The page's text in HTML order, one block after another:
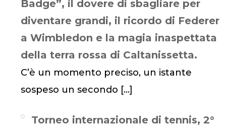
Badge”, il dovere di sbagliare per
diventare grandi, il ricordo di Federer
a Wimbledon e la magia inaspettata
della terra rossa di Caltanissetta.
C’è un momento preciso, un istante
sospeso un secondo […]
Torneo internazionale di tennis, 2°